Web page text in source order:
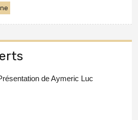
de Aymeric Luc